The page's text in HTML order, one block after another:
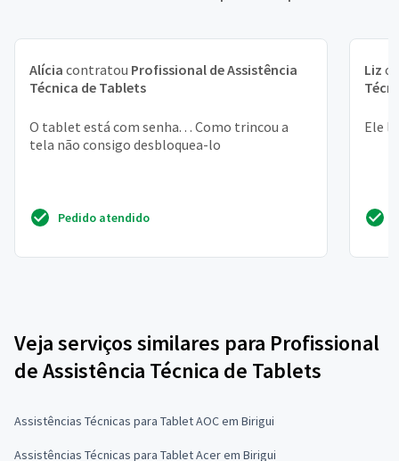
Alícia contratou Profissional de Assistência
Técnica de Tablets
O tablet está com senha. . . Como trincou a
tela não consigo desbloquea-lo
Pedido atendido
Liz
Ele
Veja serviços similares para Profissional
de Assistência Técnica de Tablets
Assistências Técnicas para Tablet AOC em Birigui
Assistências Técnicas para Tablet Acer em Birigui